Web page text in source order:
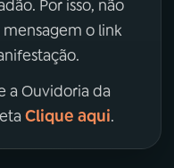
Por isso, não
o link
a Ouvidoria da
Clique aqui.